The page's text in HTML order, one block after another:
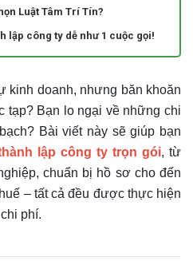
Luật Tâm Trí Tín?
lập công ty dễ như 1 cuộc gọi!
kinh doanh, nhưng băn khoăn
tạp? Bạn lo ngại về những chi
Bài viết này sẽ giúp bạn
lập công ty trọn gói, từ
chuẩn bị hồ sơ cho đến
– tất cả đều được thực hiện
phí.